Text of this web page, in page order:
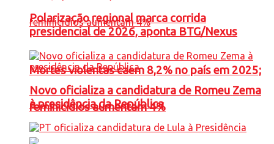
Mortes violentas caem 8,2% no país em 2025;
feminicídios aumentam 4%
Polarização regional marca corrida
presidencial de 2026, aponta BTG/Nexus
Novo oficializa a candidatura de Romeu Zema
à presidência da República